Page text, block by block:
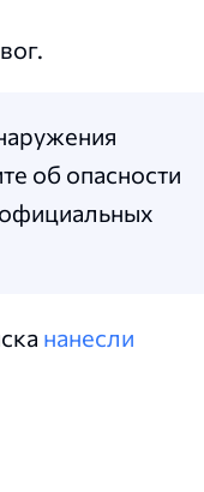
об опасности
нанесли